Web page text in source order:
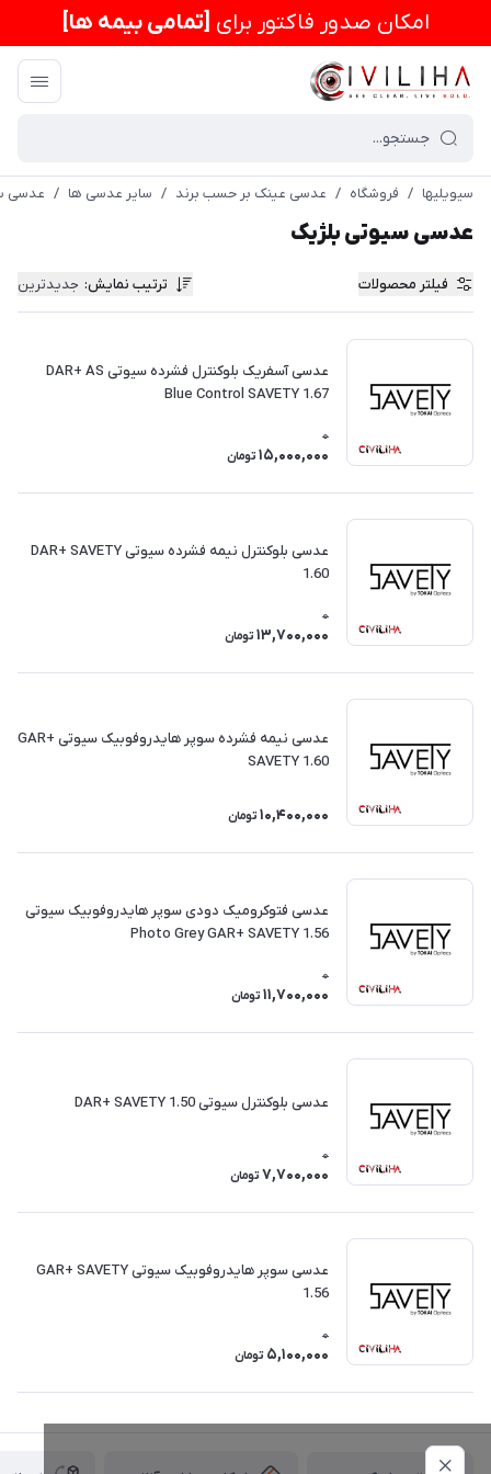
امكان صدور فاکتور برای [تمامی بیمه ها]
سیویلیها / فروشگاه / عدسی عینک بر حسب برند / سایر عدسی ها / عدسی
عدسی سیوتی بلژیک
فیلتر محصولات ترتیب نمایش: جدیدترین
عدسی آسفریک بلوکنترل فشرده سیوتی DAR+ AS
Blue Control SAVETY 1.67
0
15,000,000 تومان
عدسی بلوکنترل نیمه فشرده سیوتی DAR+ SAVETY
1.60
0
13,700,000 تومان
عدسی نیمه فشرده سوپر هایدروفوبیک سیوتی GAR+
SAVETY 1.60
10,400,000 تومان
عدسی فتوکرومیک دودی سوپر هایدروفوبیک سیوتی
Photo Grey GAR+ SAVETY 1.56
0
11,700,000 تومان
عدسی بلوکنترل سیوتی DAR+ SAVETY 1.50
0
7,700,000 تومان
عدسی سوپر هایدروفوبیک سیوتی GAR+ SAVETY
1.56
0
5,100,000 تومان